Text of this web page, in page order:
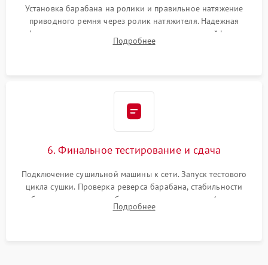
Установка барабана на ролики и правильное натяжение
приводного ремня через ролик натяжителя. Надежная
фиксация всех узлов, подключение клемм и шлейфов к
модулю управления. Монтаж корпусных панелей, люка и
Подробнее
6. Финальное тестирование и сдача
Подключение сушильной машины к сети. Запуск тестового
цикла сушки. Проверка реверса барабана, стабильности
набора температуры, работы дренажного насоса (откачка
конденсата) и отсутствия посторонних скрипов, стуков или
Подробнее